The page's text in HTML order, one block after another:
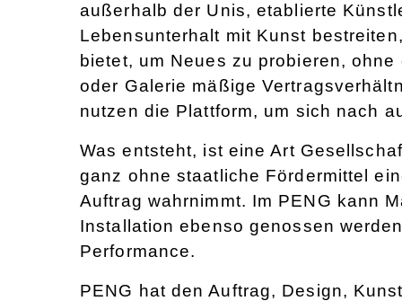
außerhalb der Unis, etablierte
Lebensunterhalt mit Kunst
bietet, um Neues zu probieren,
oder Galerie mäßige
nutzen die Plattform, um sich nach
Was entsteht, ist eine Art
ganz ohne staatliche Fördermittel
Auftrag wahrnimmt. Im PENG kann
Installation ebenso genossen
Performance.
PENG hat den Auftrag, Design,